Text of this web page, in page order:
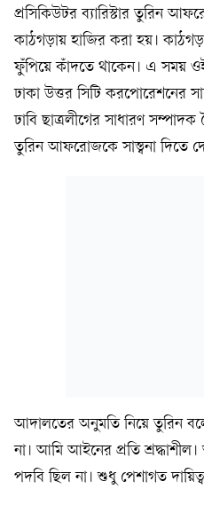
প্রসিকিউটর ব্যারিস্টার তুরিন
কাঠগড়ায় হাজির করা হয়।
ফুঁপিয়ে কাঁদতে থাকেন। এ সময়
ঢাকা উত্তর সিটি করপোরেশনের
ঢাবি ছাত্রলীগের সাধারণ
তুরিন আফরোজকে সান্ত্বনা দিতে
আদালতের অনুমতি নিয়ে তুরিন
না। আমি আইনের প্রতি
পদবি ছিল না। শুধু পেশাগত